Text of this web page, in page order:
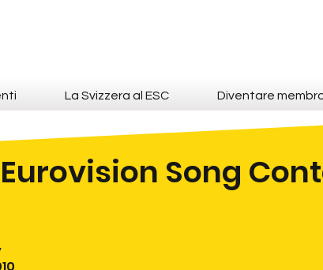
La Svizzera al ESC Diventare
Song